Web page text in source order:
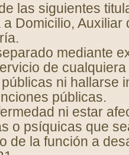
las siguientes
Domicilio, Auxiliar
mediante
de
ni hallarse
públicas.
ni estar
o psíquicas que
de la función a